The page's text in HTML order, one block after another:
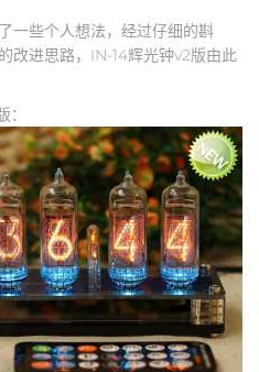
一些个人想法，经过仔细的斟
改进思路，IN-14辉光钟v2版由此